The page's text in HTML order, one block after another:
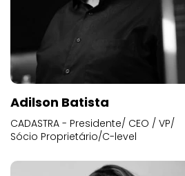
Adilson Batista
CADASTRA - Presidente/ CEO / VP/
Sócio Proprietário/C-level